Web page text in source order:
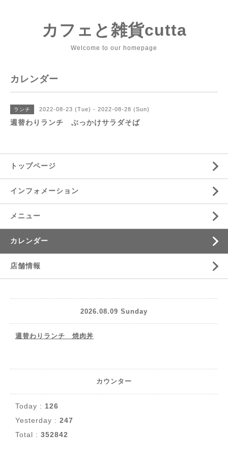
カフェと雑貨cutta
Welcome to our homepage
カレンダー
ランチ 2022-08-23 (Tue) - 2022-08-28 (Sun)
週替わりランチ ぶっかけサラダそば
トップページ
インフォメーション
メニュー
カレンダー
店舗情報
2026.08.09 Sunday
週替わりランチ 焼肉丼
カウンター
Today : 126
Yesterday : 247
Total : 352842